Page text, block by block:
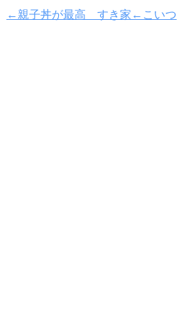
←親子丼が最高 すき家←こいつ